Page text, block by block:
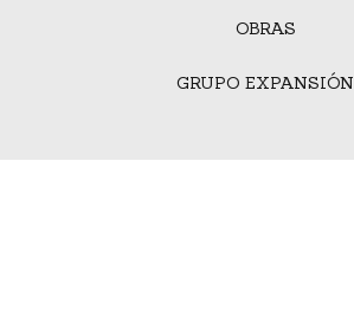
OBRAS
GRUPO EXPANSIÓN